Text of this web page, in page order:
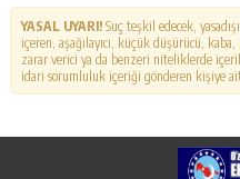
YASAL UYARI!Suç teşkil edecek,
içeren, aşağılayıcı, küçük düşürücü,
zarar verici ya da benzeri niteliklerde
idari sorumluluk içeriği gönderen kişiye